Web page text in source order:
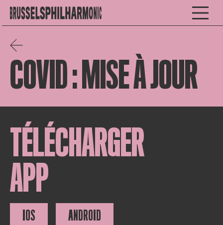
COVID : MISE À JOUR
TÉLÉCHARGER
APP
IOS ANDROID